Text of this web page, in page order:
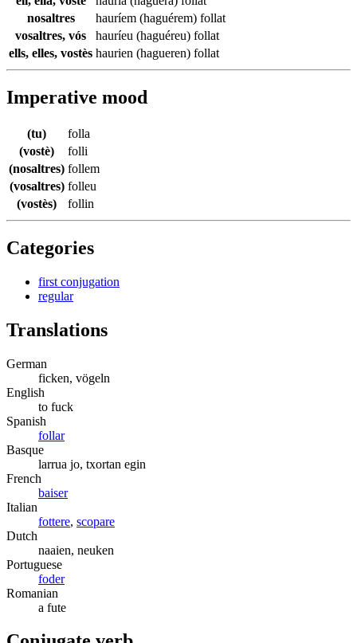
nosaltres
hauríem (haguérem) follat
vosaltres, vós
hauríeu (haguéreu) follat
ells, elles, vostès haurien (hagueren) follat
Imperative mood
(tu)
folla
(vostè)
folli
(nosaltres) follem
(vosaltres) folleu
(vostès)
follin
Categories
first conjugation
regular
Translations
German
ficken, vögeln
English
to fuck
Spanish
follar
Basque
larrua jo, txortan egin
French
baiser
Italian
fottere, scopare
Dutch
naaien, neuken
Portuguese
foder
Romanian
a fute